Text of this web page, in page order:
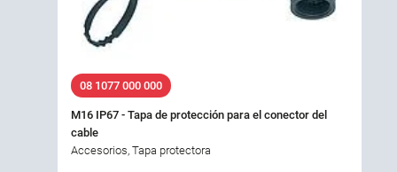
08 1077 000 000
M16 IP67 - Tapa de protección para el conector del
cable
Accesorios, Tapa protectora